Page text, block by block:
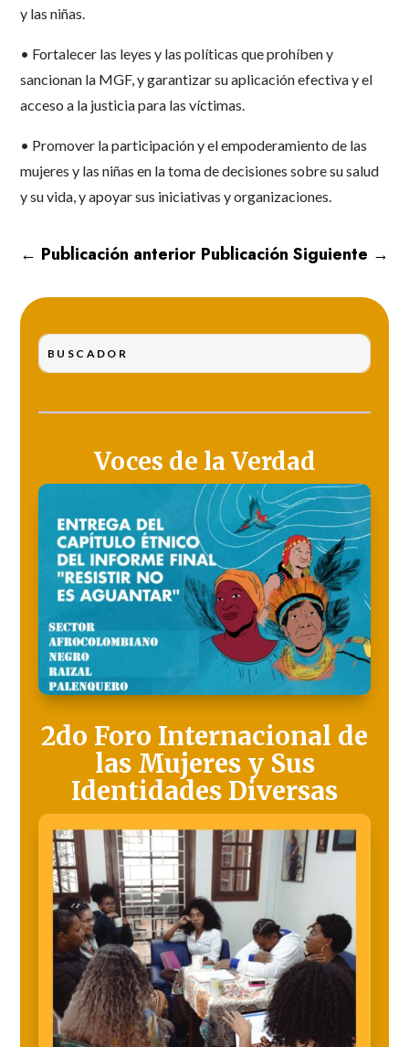
y las niñas.
• Fortalecer las leyes y las políticas que prohíben y
sancionan la MGF, y garantizar su aplicación efectiva y el
acceso a la justicia para las víctimas.
• Promover la participación y el empoderamiento de las
mujeres y las niñas en la toma de decisiones sobre su salud
y su vida, y apoyar sus iniciativas y organizaciones.
← Publicación anterior Publicación Siguiente →
Voces de la Verdad
2do Foro Internacional de
las Mujeres y Sus
Identidades Diversas